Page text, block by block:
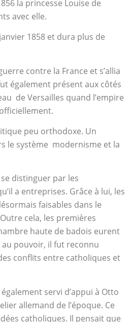
la princesse Louise de
avec elle.
1858 et dura plus de
contre la France et s’allia
également présentaux côtés
de Versailles quand l’empire
peu orthodoxe. Un
le système modernisme et la
distinguer par les
a entreprises. Grâce à lui, les
faisables dans le
cela, les premières
haute de badois eurent
au pouvoir, il fut reconnu
conflits entre catholiques et
servi d’appui à Otto
allemand de l’époque. Ce
catholiques. Il pensait que